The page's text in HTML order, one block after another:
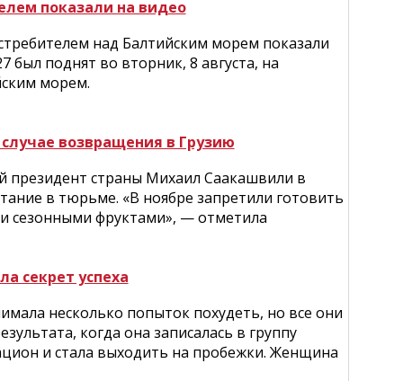
показали на видео
над Балтийским морем показали
был поднят во вторник, 8 августа, на
морем.
возвращения в Грузию
президент страны Михаил Саакашвили в
в тюрьме. «В ноябре запретили готовить
сезонными фруктами», — отметила
секрет успеха
несколько попыток похудеть, но все они
когда она записалась в группу
и стала выходить на пробежки. Женщина